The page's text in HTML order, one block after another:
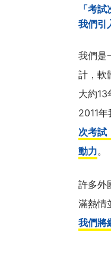
「考
我們引
我們是
計，軟
大約
2011
次考試
動力。
許多外
滿熱情
我們將